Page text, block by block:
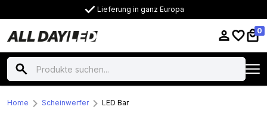
Lieferung in ganz Europa
0
Home Scheinwerfer LED Bar